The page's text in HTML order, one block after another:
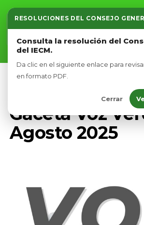
RESOLUCIONES DEL CONSEJO
Consulta la resolución del
del IECM.
Da clic en el siguiente enlace para
en formato PDF.
Cerrar
Inicio
Nosotros
Afíliate
Gaceta Voz
Agosto 2025